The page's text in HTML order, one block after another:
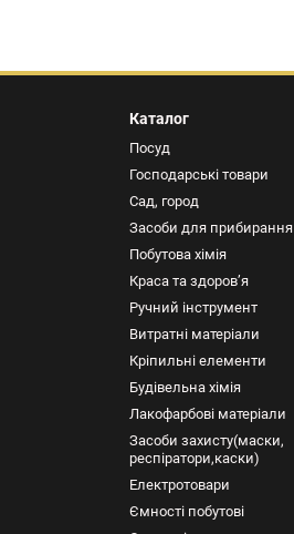
Каталог
Посуд
Господарські товари
Сад, город
Засоби для прибирання
Побутова хімія
Краса та здоров’я
Ручний інструмент
Витратні матеріали
Кріпильні елементи
Будівельна хімія
Лакофарбові матеріали
Засоби захисту(маски,
респіратори,каски)
Електротовари
Ємності побутові